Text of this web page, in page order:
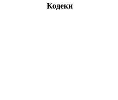
Кодеки